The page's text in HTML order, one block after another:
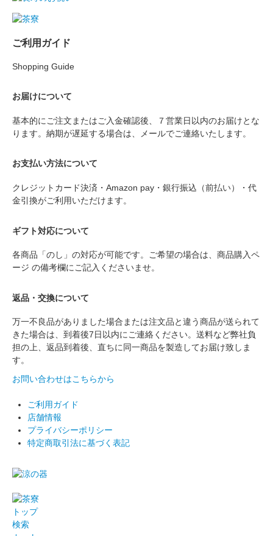
ご利用ガイド
Shopping Guide
お届けについて
基本的にご注文またはご入金確認後、７営業日以内のお届けとな
ります。納期が遅延する場合は、メールでご連絡いたします。
お支払い方法について
クレジットカード決済・Amazon pay・銀行振込（前払い）・代
金引換がご利用いただけます。
ギフト対応について
各商品「のし」の対応が可能です。ご希望の場合は、商品購入ペ
ージ の備考欄にご記入くださいませ。
返品・交換について
万一不良品がありました場合または注文品と違う商品が送られて
きた場合は、到着後7日以内にご連絡ください。送料など弊社負
担の上、返品到着後、直ちに同一商品を製造してお届け致しま
す。
お問い合わせはこちらから
ご利用ガイド
店舗情報
プライバシーポリシー
特定商取引法に基づく表記
トップ
検索